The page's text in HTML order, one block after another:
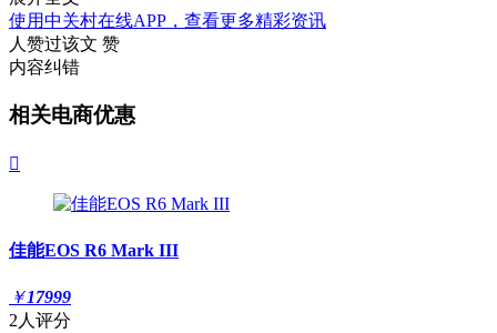
使用中关村在线APP，查看更多精彩资讯
人赞过该文 赞
内容纠错
相关电商优惠

佳能EOS R6 Mark III
￥17999
2人评分